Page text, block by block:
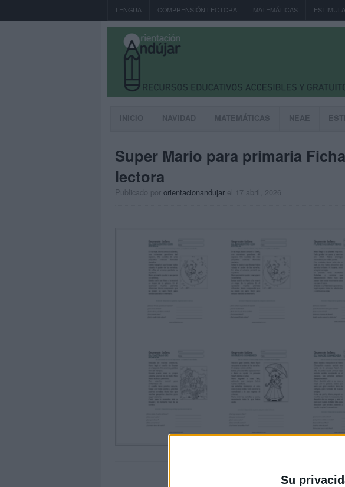
Su
LENGUA COMPRENSIÓN LECTORA MATEMÁTICAS
INICIO NAVIDAD MATEMÁTICAS NEAE
Super Mario para primaria
lectora
Publicado por orientacionandujar el 17 abril, 2026